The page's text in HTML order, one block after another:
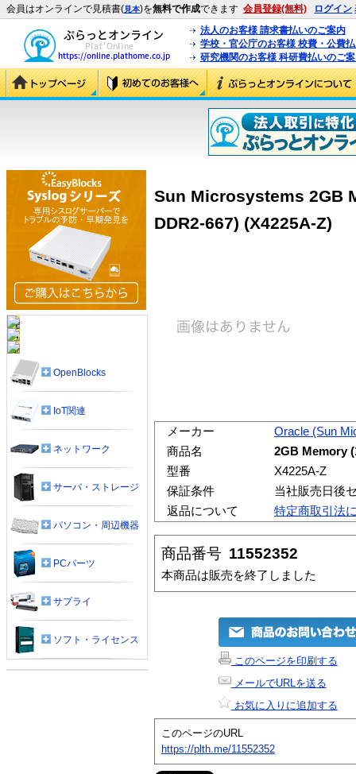
会員はオンラインで見積書(見本)を無料で作成できます 会員登録(無料) ログイン
法人のお客様 請求書払いのご案内
学校・官公庁のお客様 校費・公費
研究機関のお客様 科研費払いのご
Sun Microsystems 2GB
DDR2-667) (X4225A-Z)
メーカー
Oracle (Sun
商品名
2GB Memory
型番
X4225A-Z
保証条件
当社販売日後
返品について
特定商取引法
商品番号 11552352
本商品は販売を終了しました
このページを印刷する
メールでURLを送る
お気に入りに追加する
このページのURL
https://plth.me/11552352
OpenBlocks
IoT関連
ネットワーク
サーバ・ストレージ
パソコン・周辺機器
PCパーツ
サプライ
ソフト・ライセンス